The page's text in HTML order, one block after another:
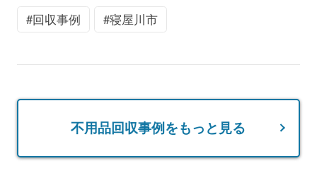
回収事例 寝屋川市
不用品回収事例をもっと見る